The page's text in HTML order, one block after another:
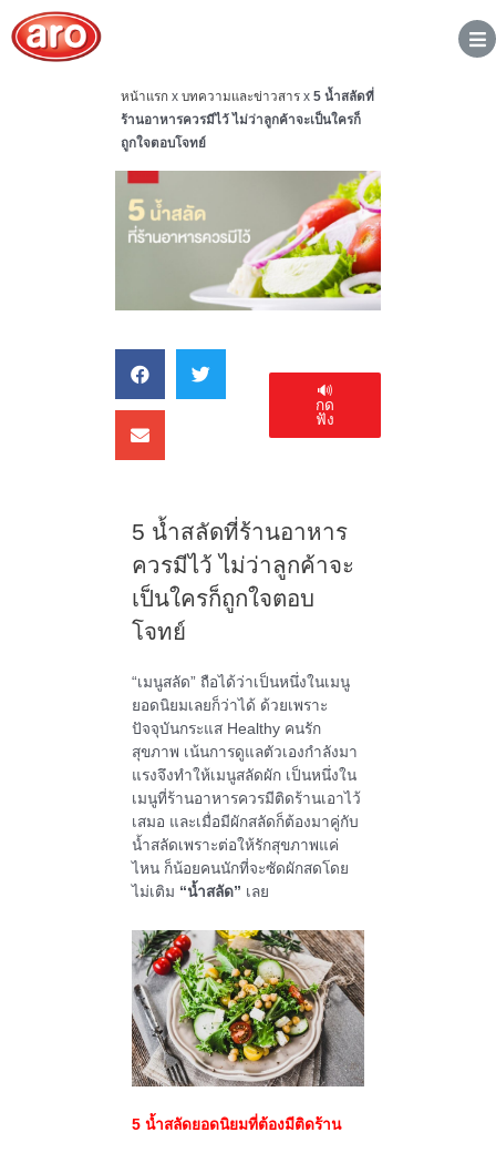
หน้าแรกx บทความและข่าวสารx 5 น้ำสลัดที่
ร้านอาหารควรมีไว้ ไม่ว่าลูกค้าจะเป็นใครก็
ถูกใจตอบโจทย์
🔊
กด
ฟัง
5 น้ำสลัดที่ร้านอาหาร
ควรมีไว้ ไม่ว่าลูกค้าจะ
เป็นใครก็ถูกใจตอบ
โจทย์
“เมนูสลัด” ถือได้ว่าเป็นหนึ่งในเมนู
ยอดนิยมเลยก็ว่าได้ ด้วยเพราะ
ปัจจุบันกระแส Healthy คนรัก
สุขภาพ เน้นการดูแลตัวเองกำลังมา
แรงจึงทำให้เมนูสลัดผัก เป็นหนึ่งใน
เมนูที่ร้านอาหารควรมีติดร้านเอาไว้
เสมอ และเมื่อมีผักสลัดก็ต้องมาคู่กับ
น้ำสลัดเพราะต่อให้รักสุขภาพแค่
ไหน ก็น้อยคนนักที่จะซัดผักสดโดย
ไม่เติม “น้ำสลัด” เลย
5 น้ำสลัดยอดนิยมที่ต้องมีติดร้าน